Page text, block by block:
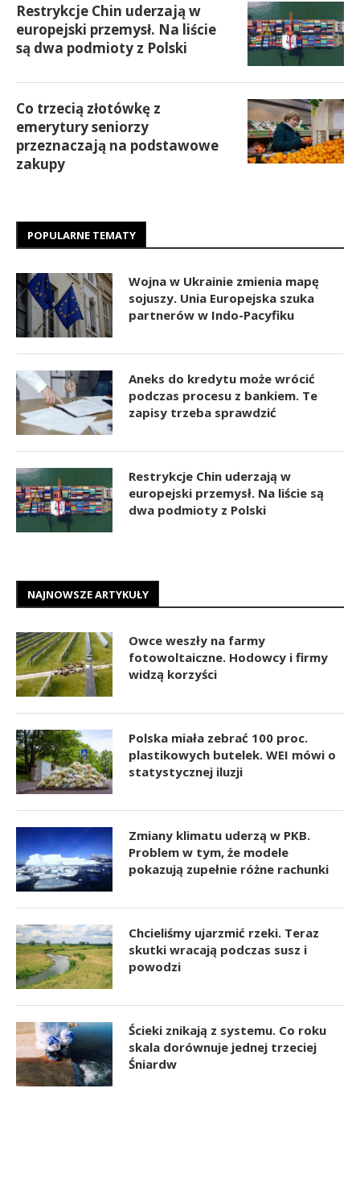
Restrykcje Chin uderzają w
europejski przemysł. Na liście
są dwa podmioty z Polski
Co trzecią złotówkę z
emerytury seniorzy
przeznaczają na podstawowe
zakupy
POPULARNE TEMATY
Wojna w Ukrainie zmienia mapę
sojuszy. Unia Europejska szuka
partnerów w Indo-Pacyfiku
Aneks do kredytu może wrócić
podczas procesu z bankiem. Te
zapisy trzeba sprawdzić
Restrykcje Chin uderzają w
europejski przemysł. Na liście są
dwa podmioty z Polski
NAJNOWSZE ARTYKUŁY
Owce weszły na farmy
fotowoltaiczne. Hodowcy i firmy
widzą korzyści
Polska miała zebrać 100 proc.
plastikowych butelek. WEI mówi o
statystycznej iluzji
Zmiany klimatu uderzą w PKB.
Problem w tym, że modele
pokazują zupełnie różne rachunki
Chcieliśmy ujarzmić rzeki. Teraz
skutki wracają podczas susz i
powodzi
Ścieki znikają z systemu. Co roku
skala dorównuje jednej trzeciej
Śniardw